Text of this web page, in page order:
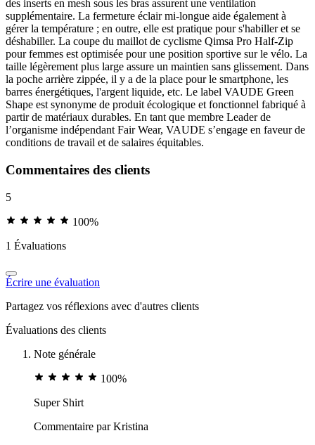
des inserts en mesh sous les bras assurent une ventilation
supplémentaire. La fermeture éclair mi-longue aide également à
gérer la température ; en outre, elle est pratique pour s'habiller et se
déshabiller. La coupe du maillot de cyclisme Qimsa Pro Half-Zip
pour femmes est optimisée pour une position sportive sur le vélo. La
taille légèrement plus large assure un maintien sans glissement. Dans
la poche arrière zippée, il y a de la place pour le smartphone, les
barres énergétiques, l'argent liquide, etc. Le label VAUDE Green
Shape est synonyme de produit écologique et fonctionnel fabriqué à
partir de matériaux durables. En tant que membre Leader de
l’organisme indépendant Fair Wear, VAUDE s’engage en faveur de
conditions de travail et de salaires équitables.
Commentaires des clients
5
100%
1 Évaluations
Écrire une évaluation
Partagez vos réflexions avec d'autres clients
Évaluations des clients
Note générale
100%
Super Shirt
Commentaire parKristina